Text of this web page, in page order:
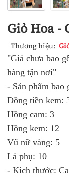
Giỏ Hoa -
Thương hiệu:
"Giá chưa bao
hàng tận nơi"
- Sản phẩm bao
Đồng tiền kem:
Hồng cam: 3
Hồng kem: 12
Vũ nữ vàng: 5
Lá phụ: 10
- Kích thước: